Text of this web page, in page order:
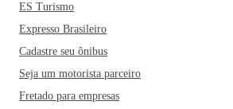
ES Turismo
Expresso Brasileiro
Cadastre seu ônibus
Seja um motorista parceiro
Fretado para empresas